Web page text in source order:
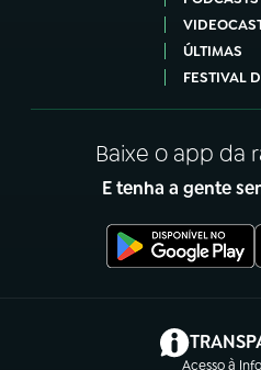
ÚLTIMAS
FESTIVAL
Baixe o app da
E tenha a gente
Acesso à